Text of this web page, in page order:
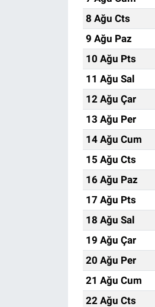
8 Ağu Cts
9 Ağu Paz
10 Ağu Pts
11 Ağu Sal
12 Ağu Çar
13 Ağu Per
14 Ağu Cum
15 Ağu Cts
16 Ağu Paz
17 Ağu Pts
18 Ağu Sal
19 Ağu Çar
20 Ağu Per
21 Ağu Cum
22 Ağu Cts